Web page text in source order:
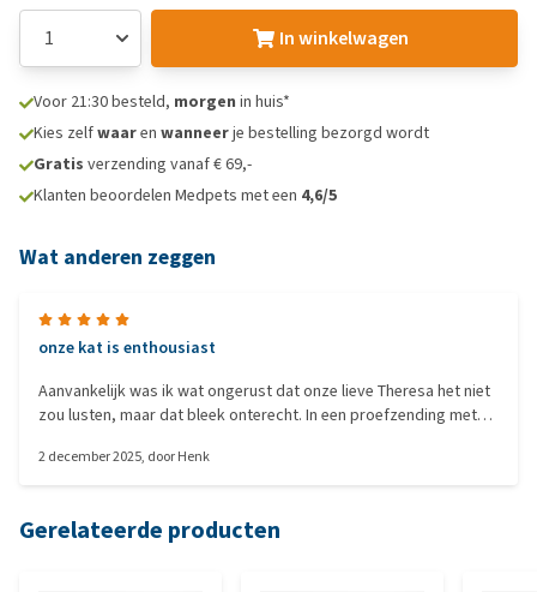
In winkelwagen
Voor 21:30 besteld, morgen in huis*
Kies zelfwaaren wanneerje bestelling bezorgd wordt
Gratis verzending vanaf € 69,-
Klanten beoordelen Medpets met een 4,6/5
Wat anderen zeggen
onze kat is enthousiast
Aanvankelijk was ik wat ongerust dat onze lieve Theresa het niet
zou lusten, maar dat bleek onterecht. In een proefzending met
hebben we een grote zending. Ze vindt het echt lekkerder dan
2 december 2025, doorHenk
Gerelateerde producten